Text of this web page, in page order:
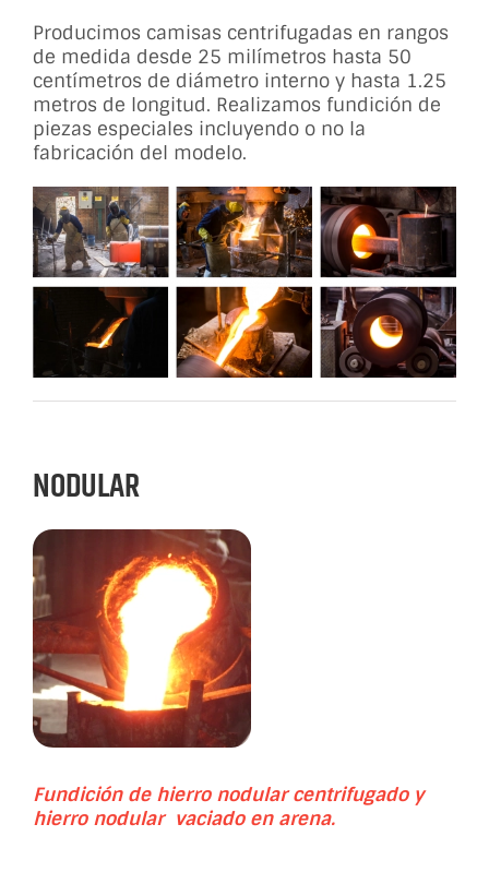
Producimos camisas centrifugadas en rangos
de medida desde 25 milímetros hasta 50
centímetros de diámetro interno y hasta 1.25
metros de longitud. Realizamos fundición de
piezas especiales incluyendo o no la
fabricación del modelo.
NODULAR
Fundición de hierro nodular centrifugado y
hierro nodular vaciado en arena.